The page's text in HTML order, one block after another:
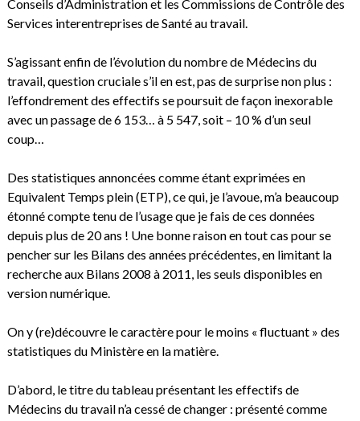
Conseils d’Administration et les Commissions de Contrôle des
Services interentreprises de Santé au travail.
S’agissant enfin de l’évolution du nombre de Médecins du
travail, question cruciale s’il en est, pas de surprise non plus :
l’effondrement des effectifs se poursuit de façon inexorable
avec un passage de 6 153… à 5 547, soit – 10 % d’un seul
coup…
Des statistiques annoncées comme étant exprimées en
Equivalent Temps plein (ETP), ce qui, je l’avoue, m’a beaucoup
étonné compte tenu de l’usage que je fais de ces données
depuis plus de 20 ans ! Une bonne raison en tout cas pour se
pencher sur les Bilans des années précédentes, en limitant la
recherche aux Bilans 2008 à 2011, les seuls disponibles en
version numérique.
On y (re)découvre le caractère pour le moins « fluctuant » des
statistiques du Ministère en la matière.
D’abord, le titre du tableau présentant les effectifs de
Médecins du travail n’a cessé de changer : présenté comme